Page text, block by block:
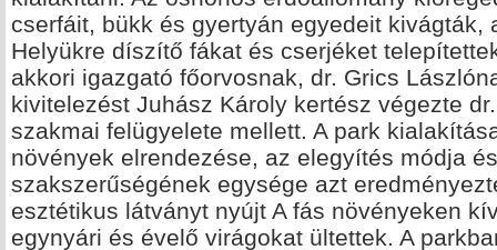
cserfáit, bükk és gyertyán egyedeit kivágták,
Helyükre díszítő fákat és cserjéket
akkori igazgató főorvosnak, dr. Grics
kivitelezést Juhász Károly kertész végezte
szakmai felügyelete mellett. A park
növények elrendezése, az elegyítés módja
szakszerűségének egysége azt
esztétikus látványt nyújt A fás növényeken
egynyári és évelő virágokat ültettek. A